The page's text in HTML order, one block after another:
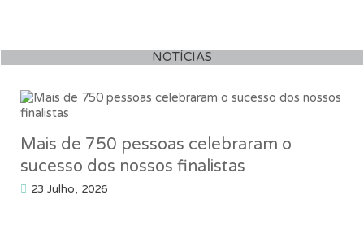
NOTÍCIAS
Mais de 750 pessoas celebraram o
sucesso dos nossos finalistas
23 Julho, 2026